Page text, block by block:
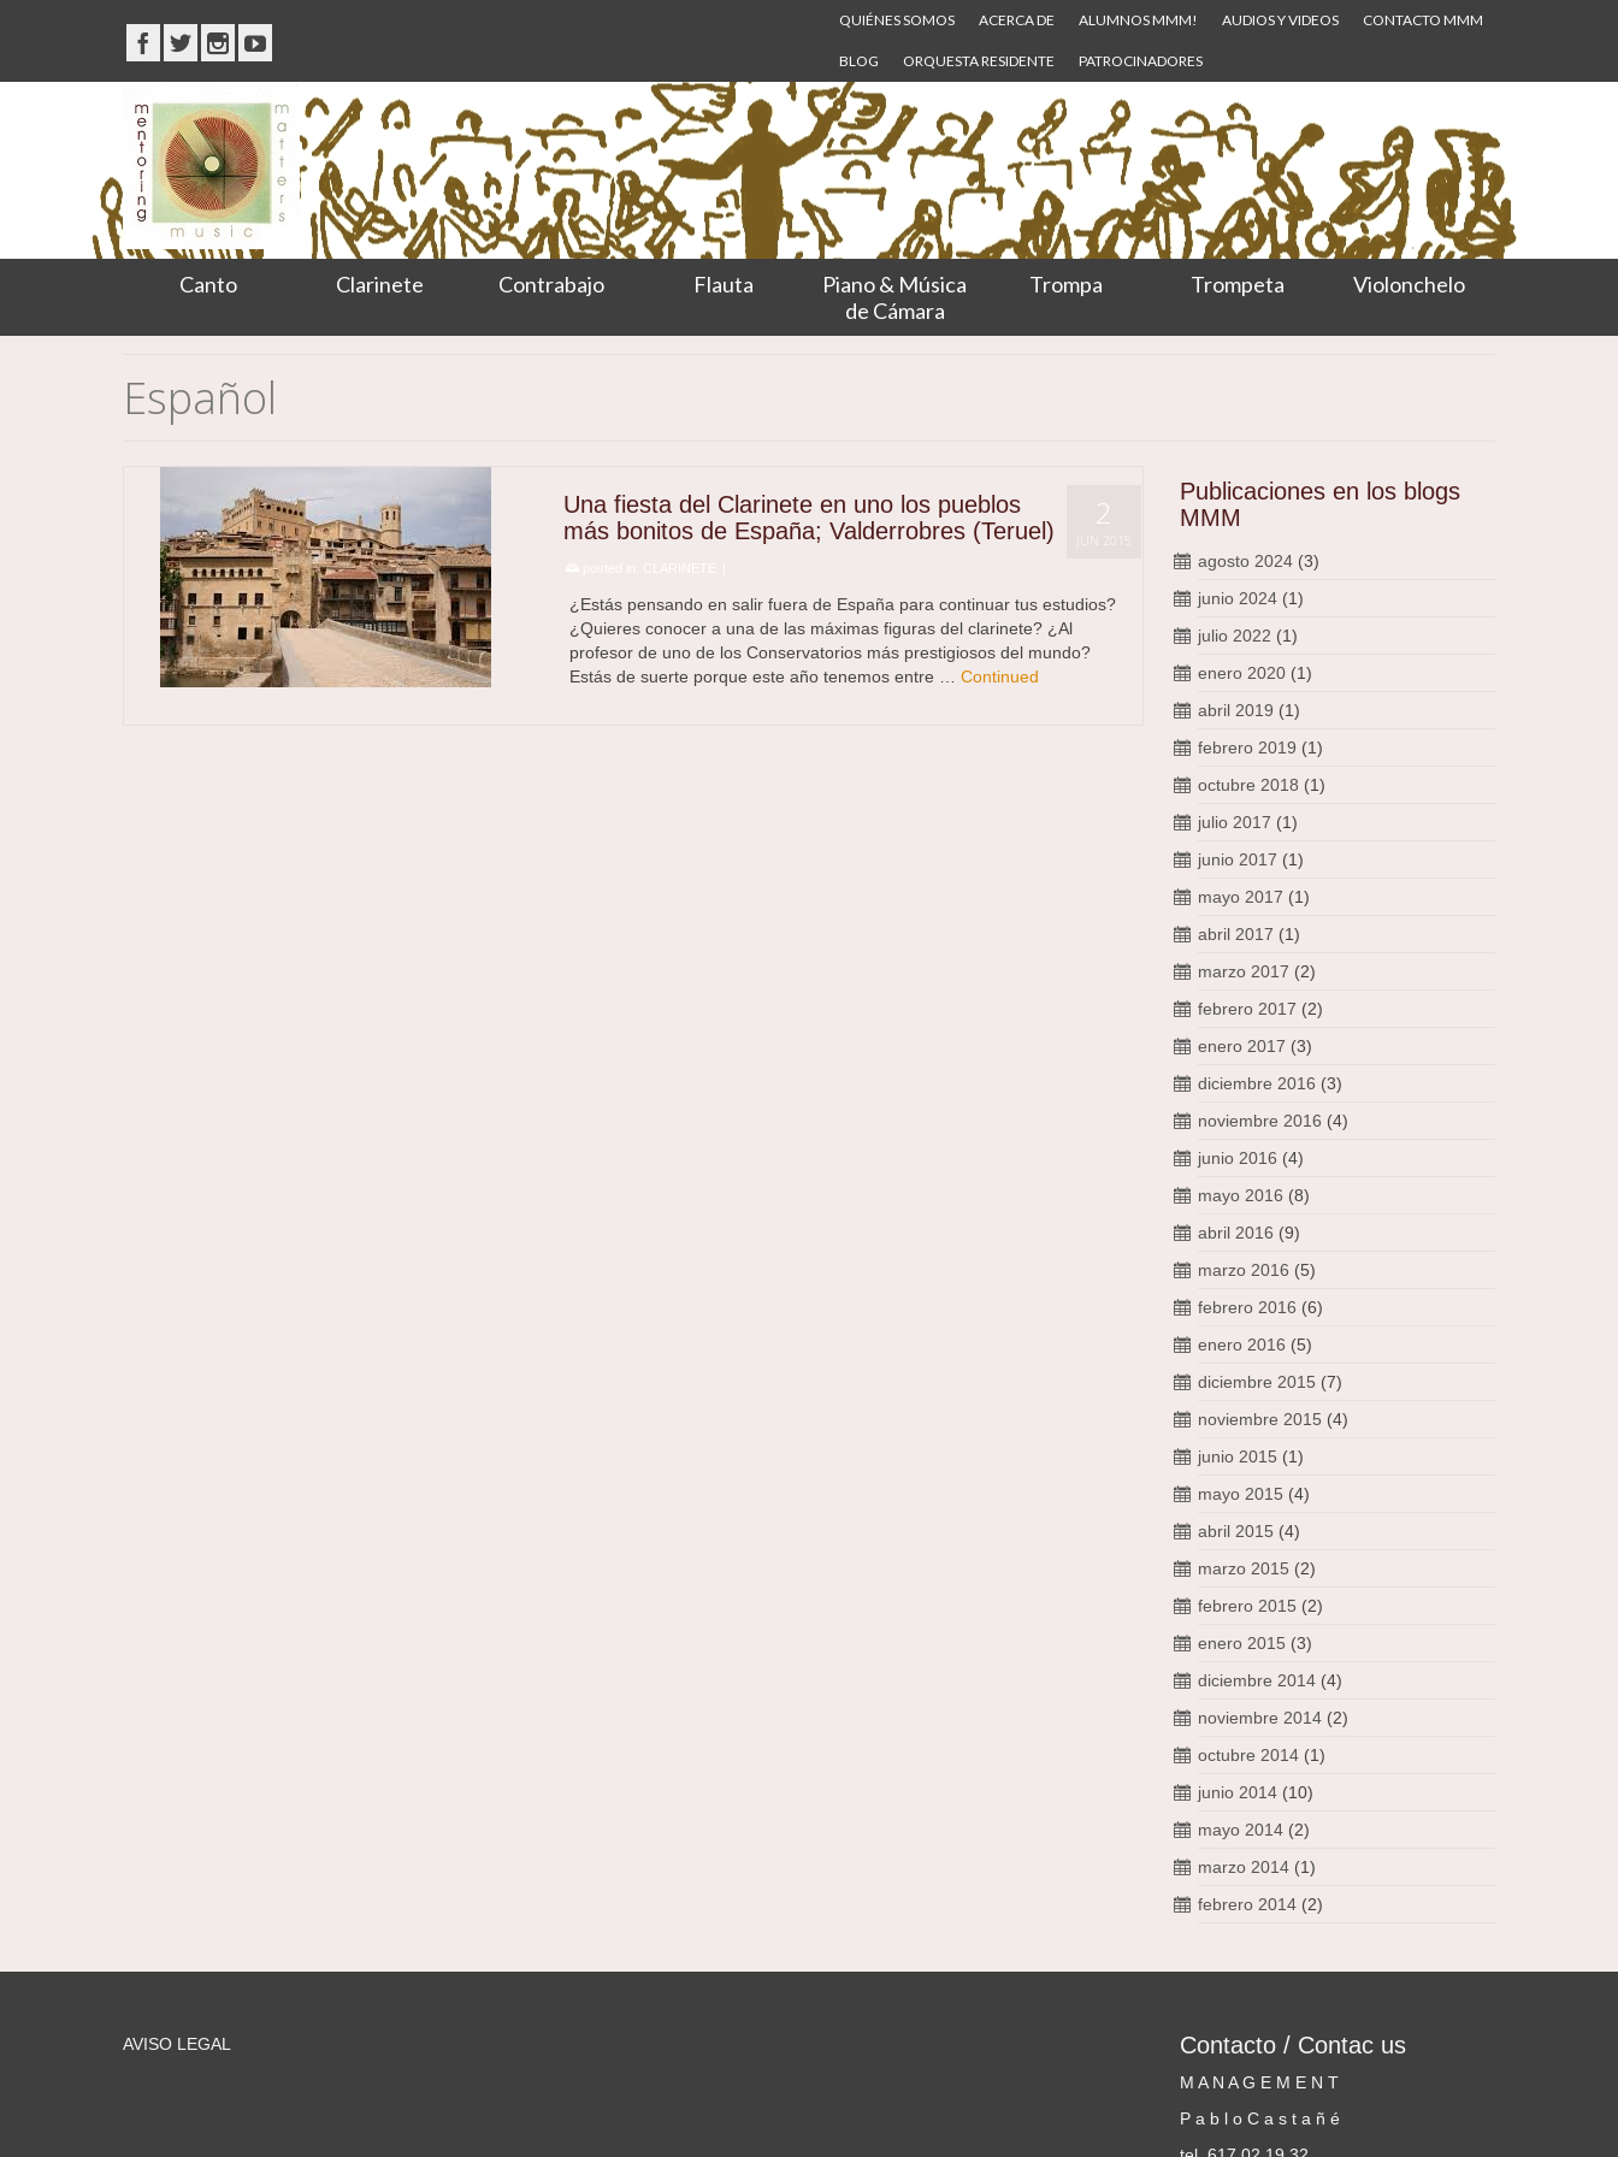
QUIÉNES SOMOS ACERCA DE ALUMNOS MMM! AUDIOS Y VIDEOS CONTACTO MMM
BLOG ORQUESTA RESIDENTE PATROCINADORES
Canto Clarinete Contrabajo Flauta
Piano & Música
de Cámara
Trompa Trompeta Violonchelo
Español
2
JUN 2015
Una fiesta del Clarinete en uno los pueblos
más bonitos de España; Valderrobres (Teruel)
¿Estás pensando en salir fuera de España para continuar tus estudios?
¿Quieres conocer a una de las máximas figuras del clarinete? ¿Al
profesor de uno de los Conservatorios más prestigiosos del mundo?
Estás de suerte porque este año tenemos entre … Continued
Publicaciones en los blogs
MMM
agosto 2024(3)
junio 2024(1)
julio 2022 (1)
enero 2020(1)
abril 2019 (1)
febrero 2019 (1)
octubre 2018 (1)
julio 2017 (1)
junio 2017 (1)
mayo 2017 (1)
abril 2017 (1)
marzo 2017 (2)
febrero 2017 (2)
enero 2017 (3)
diciembre 2016 (3)
noviembre 2016 (4)
junio 2016 (4)
mayo 2016 (8)
abril 2016 (9)
marzo 2016 (5)
febrero 2016 (6)
enero 2016 (5)
diciembre 2015 (7)
noviembre 2015 (4)
junio 2015 (1)
mayo 2015 (4)
abril 2015 (4)
marzo 2015 (2)
febrero 2015 (2)
enero 2015 (3)
diciembre 2014(4)
noviembre 2014(2)
octubre 2014(1)
junio 2014(10)
mayo 2014(2)
marzo 2014(1)
febrero 2014(2)
AVISO LEGAL Contacto / Contac us
M A N A G E M E N T
P a b l o C a s t a ñ é